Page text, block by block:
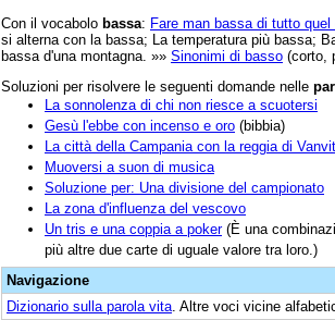
Con il vocabolo bassa: Fare man bassa di tutto
si alterna con la bassa; La temperatura più bassa;
bassa d'una montagna. »» Sinonimi di basso (corto,
Soluzioni per risolvere le seguenti domande nelle
La sonnolenza di chi non riesce a scuotersi
Gesù l'ebbe con incenso e oro (bibbia)
La città della Campania con la reggia di
Muoversi a suon di musica
Soluzione per: Una divisione del campionato
La zona d'influenza del vescovo
Un tris e una coppia a poker(È una
più altre due carte di uguale valore tra loro.)
Navigazione
Dizionario sulla parola vita . Altre voci vicine